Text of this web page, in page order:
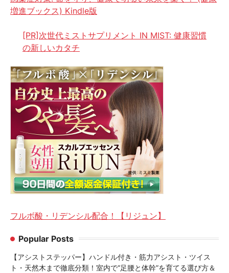
増進ブックス) Kindle版
[PR]次世代ミストサプリメント IN MIST: 健康習慣
の新しいカタチ
フルボ酸・リデンシル配合！【リジュン】
Popular Posts
【アシストステッパー】ハンドル付き・筋力アシスト・ツイス
ト・天然木まで徹底分類！室内で“足腰と体幹”を育てる選び方＆